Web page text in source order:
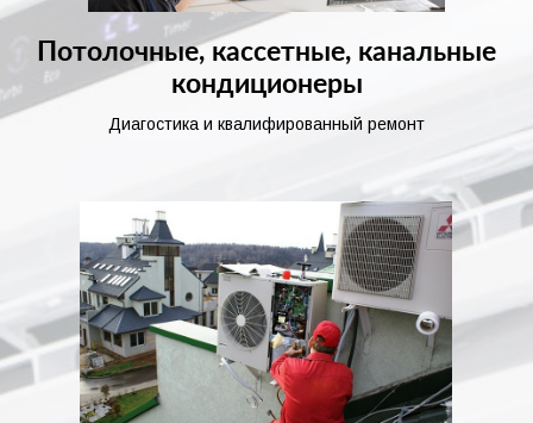
Потолочные, кассетные, канальные
кондиционеры
Диагостика и квалифированный ремонт